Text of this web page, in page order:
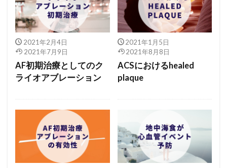
2021年2月4日
2021年7月9日
AF初期治療としてのク
ライオアブレーション
2021年1月5日
2021年8月8日
ACSにおけるhealed
plaque